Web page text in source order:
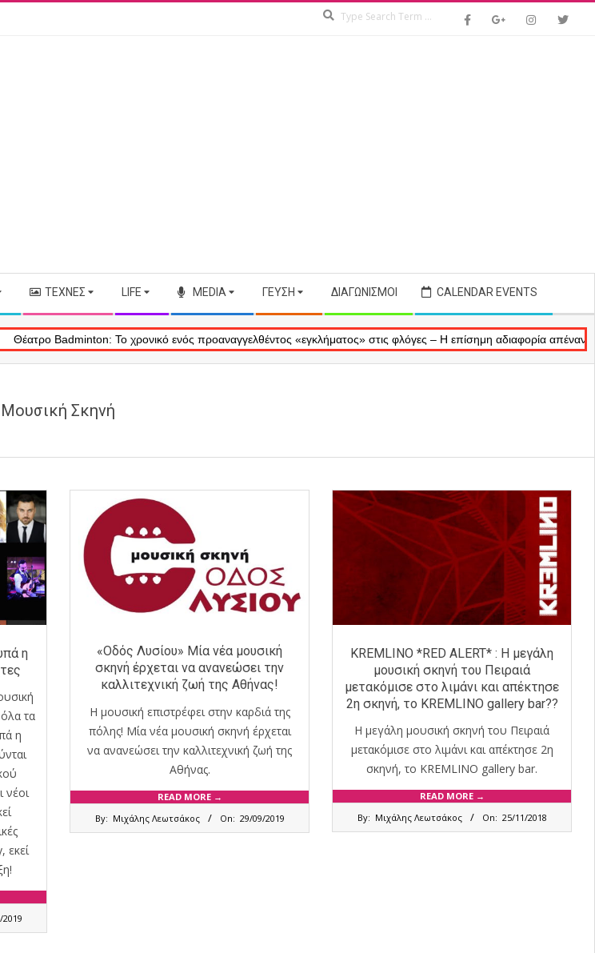
ΤΈΧΝΕΣ LIFE MEDIA ΓΕΎΣΗ ΔΙΑΓΩΝΙΣΜΟΊ CALENDAR EVENTS
Το χρονικό ενός προαναγγελθέντος «εγκλήματος» στις φλόγες – Η επίσημη αδιαφορία απέναντι στις
Μουσική Σκηνή
η
τα
η
νέοι
εκεί
«Οδός Λυσίου» Μία νέα μουσική
σκηνή έρχεται να ανανεώσει την
καλλιτεχνική ζωή της Αθήνας!
Η μουσική επιστρέφει στην καρδιά της
πόλης! Μία νέα μουσική σκηνή έρχεται
να ανανεώσει την καλλιτεχνική ζωή της
Αθήνας.
READ MORE →
By: Μιχάλης Λεωτσάκος On: 29/09/2019
KREMLINO *RED ALERT* : H μεγάλη
μουσική σκηνή του Πειραιά
μετακόμισε στο λιμάνι και απέκτησε
2η σκηνή, το KREMLINO gallery bar??
H μεγάλη μουσική σκηνή του Πειραιά
μετακόμισε στο λιμάνι και απέκτησε 2η
σκηνή, το KREMLINO gallery bar.
READ MORE →
By: Μιχάλης Λεωτσάκος On: 25/11/2018